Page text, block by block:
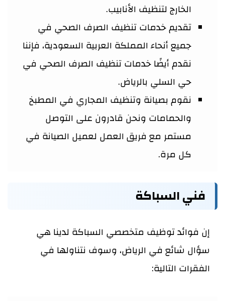
الخارج لتنظيف الأنابيب.
تقديم خدمات تنظيف الصرف الصحي في
جميع أنحاء المملكة العربية السعودية، فإننا
نقدم أيضًا خدمات تنظيف الصرف الصحي في
حي السلي بالرياض.
نقوم بصيانة وتنظيف المجاري في المطبخ
والحمامات ونحن قادرون على التوصل
مستمر مع فريق العمل لعميل الصيانة في
كل مرة.
فني السباكة
إن فوائد توظيف متخصصي السباكة لدينا هي
سؤال شائع في الرياض، وسوف نتناولها في
الفقرات التالية: